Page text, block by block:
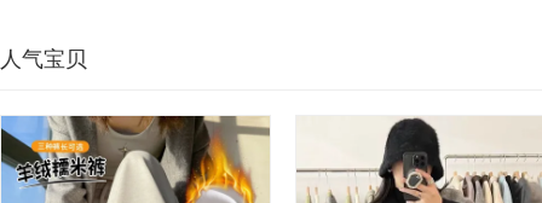
人气宝贝